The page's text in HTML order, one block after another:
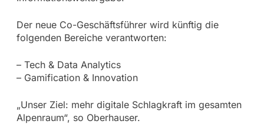
Der neue Co-Geschäftsführer wird künftig die
folgenden Bereiche verantworten:
– Tech & Data Analytics
– Gamification & Innovation
„Unser Ziel: mehr digitale Schlagkraft im gesamten
Alpenraum“, so Oberhauser.